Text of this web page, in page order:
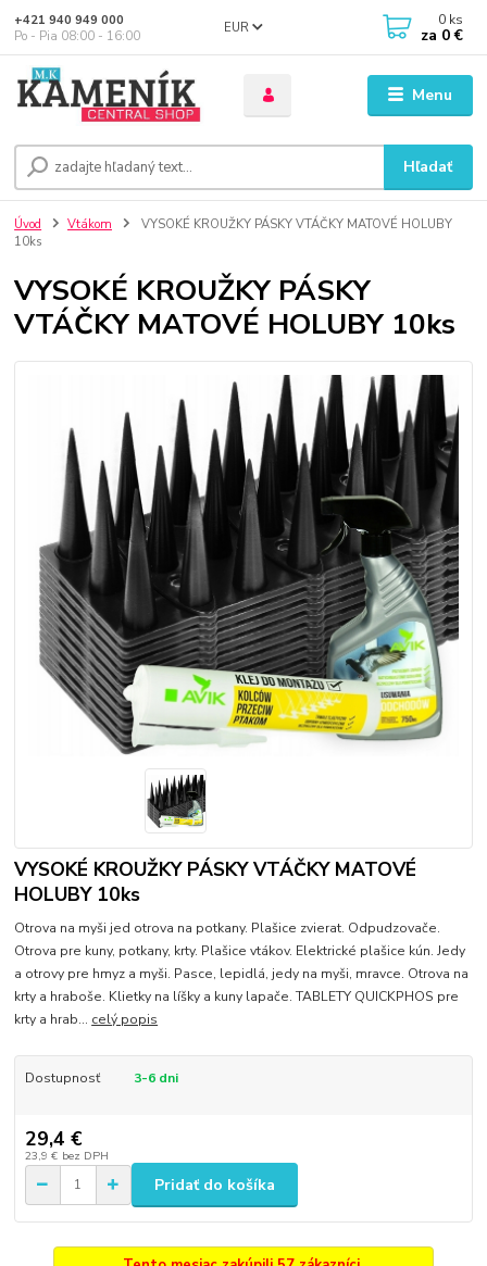
Menu
EUR
Hľadať
+421 940 949 000
Po - Pia 08:00 - 16:00
0 ks
za 0 €
Úvod Vtákom
VYSOKÉ KROUŽKY PÁSKY VTÁČKY MATOVÉ HOLUBY
10ks
VYSOKÉ KROUŽKY PÁSKY
VTÁČKY MATOVÉ HOLUBY 10ks
VYSOKÉ KROUŽKY PÁSKY VTÁČKY MATOVÉ
HOLUBY 10ks
Otrova na myši jed otrova na potkany. Plašice zvierat. Odpudzovače.
Otrova pre kuny, potkany, krty. Plašice vtákov. Elektrické plašice kún. Jedy
a otrovy pre hmyz a myši. Pasce, lepidlá, jedy na myši, mravce. Otrova na
krty a hraboše. Klietky na líšky a kuny lapače. TABLETY QUICKPHOS pre
krty a hrab... celý popis
Dostupnosť 3-6 dni
29,4 €
23,9 € bez DPH
Pridať do košíka